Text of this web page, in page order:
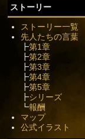
ストーリー
ストーリー一覧
先人たちの言葉
┣第1章
┣第2章
┣第3章
┣第4章
┣第5章
┣シリーズ
┗報酬
マップ
公式イラスト